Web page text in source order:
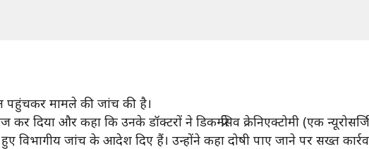
पहुंचकर मामले की जांच की है।
और कहा कि उनके डॉक्टरों ने डिकम्प्रेसिव क्रेनिएक्टोमी (एक
विभागीय जांच के आदेश दिए हैं। उन्होंने कहा दोषी पाए जाने पर सख्त